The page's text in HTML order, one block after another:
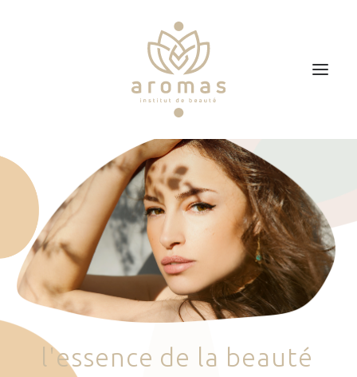
Soins
Je veux faire un bon cadeau
Plan d’accès
Prendre RDV
'essence de la beauté